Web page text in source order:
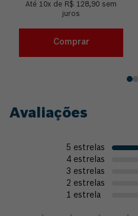
Até 10x de R$ 128,90 sem
juros
Comprar
Avaliações
5 estrelas
4 estrelas
3 estrelas
2 estrelas
1
estrela